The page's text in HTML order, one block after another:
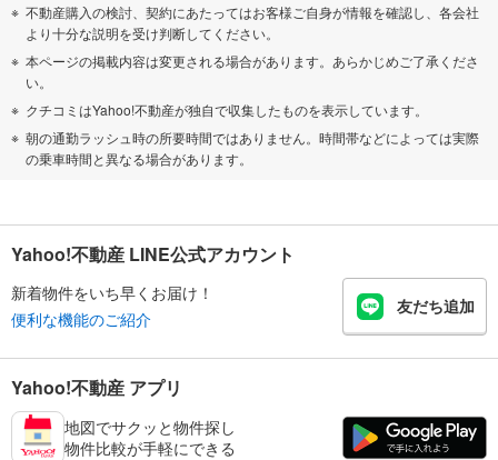
不動産購入の検討、契約にあたってはお客様ご自身が情報を確認し、各会社
より十分な説明を受け判断してください。
本ページの掲載内容は変更される場合があります。あらかじめご了承くださ
い。
クチコミはYahoo!不動産が独自で収集したものを表示しています。
朝の通勤ラッシュ時の所要時間ではありません。時間帯などによっては実際
の乗車時間と異なる場合があります。
Yahoo!不動産 LINE公式アカウント
新着物件をいち早くお届け！
便利な機能のご紹介
友だち追加
Yahoo!不動産 アプリ
地図でサクッと物件探し
物件比較が手軽にできる